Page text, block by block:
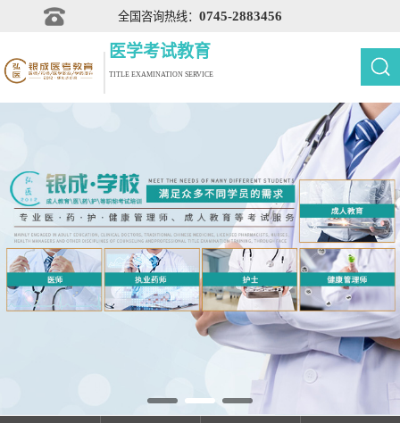
全国咨询热线： 0745-2883456
医学考试教育
TITLE EXAMINATION SERVICE